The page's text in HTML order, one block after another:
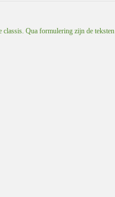
Qua formulering zijn de teksten